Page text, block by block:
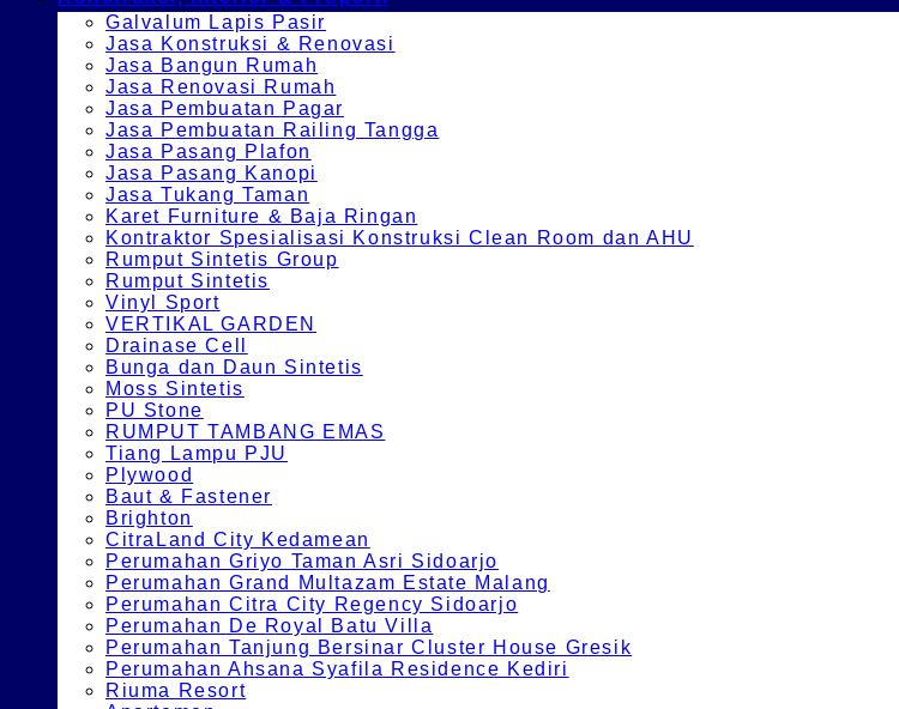
Galvalum Lapis Pasir
Jasa Konstruksi & Renovasi
Jasa Bangun Rumah
Jasa Renovasi Rumah
Jasa Pembuatan Pagar
Jasa Pembuatan Railing Tangga
Jasa Pasang Plafon
Jasa Pasang Kanopi
Jasa Tukang Taman
Karet Furniture & Baja Ringan
Kontraktor Spesialisasi Konstruksi Clean Room dan AHU
Rumput Sintetis Group
Rumput Sintetis
Vinyl Sport
VERTIKAL GARDEN
Drainase Cell
Bunga dan Daun Sintetis
Moss Sintetis
PU Stone
RUMPUT TAMBANG EMAS
Tiang Lampu PJU
Plywood
Baut & Fastener
Brighton
CitraLand City Kedamean
Perumahan Griyo Taman Asri Sidoarjo
Perumahan Grand Multazam Estate Malang
Perumahan Citra City Regency Sidoarjo
Perumahan De Royal Batu Villa
Perumahan Tanjung Bersinar Cluster House Gresik
Perumahan Ahsana Syafila Residence Kediri
Riuma Resort